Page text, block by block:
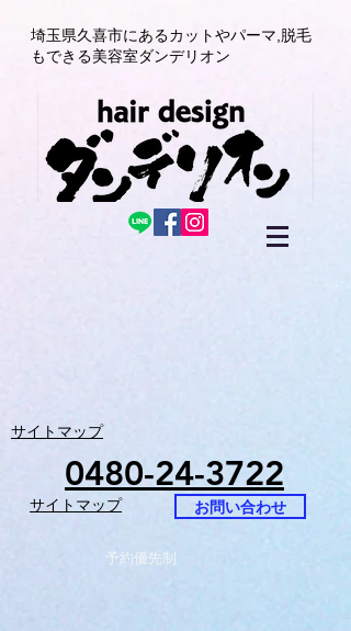
埼玉県久喜市にあるカットやパーマ, 脱毛
もできる美容室ダンデリオン
サイトマップ
0480-24-3722
サイトマップ お問い合わせ
予約優先制